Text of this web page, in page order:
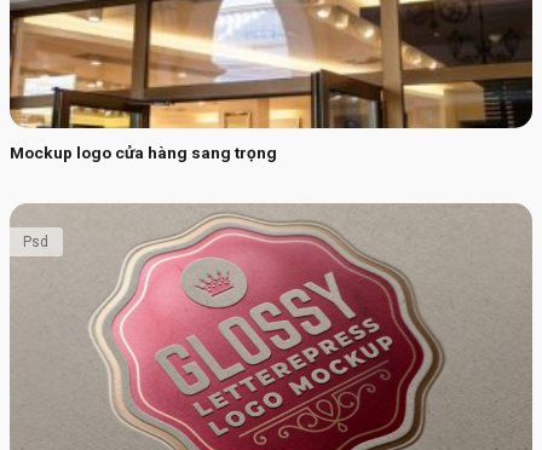
Mockup logo cửa hàng sang trọng
Psd